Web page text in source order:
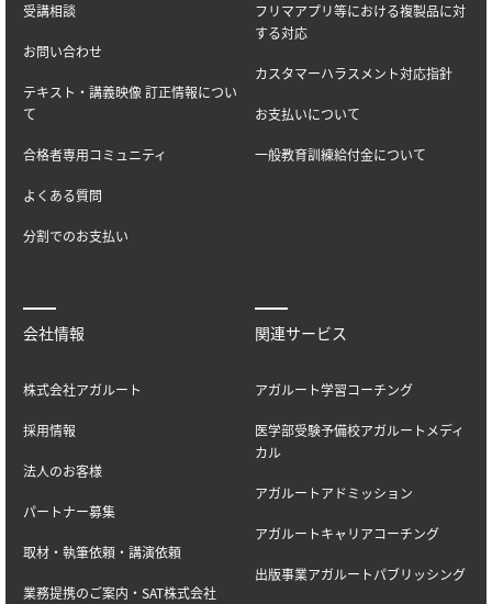
受講相談
お問い合わせ
テキスト・講義映像 訂正情報につい
て
合格者専用コミュニティ
よくある質問
分割でのお支払い
フリマアプリ等における複製品に対
する対応
カスタマーハラスメント対応指針
お支払いについて
一般教育訓練給付金について
会社情報
株式会社アガルート
採用情報
法人のお客様
パートナー募集
取材・執筆依頼・講演依頼
業務提携のご案内・SAT株式会社
関連サービス
アガルート学習コーチング
医学部受験予備校アガルートメディ
カル
アガルートアドミッション
アガルートキャリアコーチング
出版事業アガルートパブリッシング